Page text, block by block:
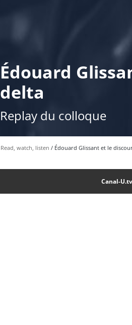
Édouard
delta
Replay du colloque
Read, watch, listen Édouard Glissant et le
Canal-